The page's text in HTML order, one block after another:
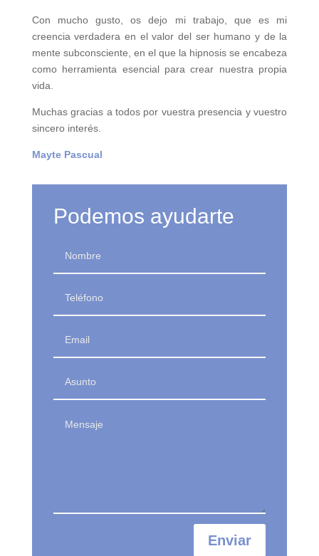
Con mucho gusto, os dejo mi trabajo, que es mi
creencia verdadera en el valor del ser humano y de la
mente subconsciente, en el que la hipnosis se encabeza
como herramienta esencial para crear nuestra propia
vida.
Muchas gracias a todos por vuestra presencia y vuestro
sincero interés.
Mayte Pascual
Podemos ayudarte
Enviar